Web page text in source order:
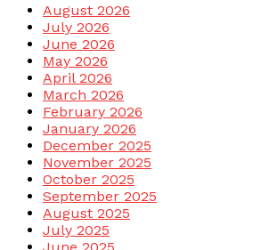
August 2026
July 2026
June 2026
May 2026
April 2026
March 2026
February 2026
January 2026
December 2025
November 2025
October 2025
September 2025
August 2025
July 2025
June 2025